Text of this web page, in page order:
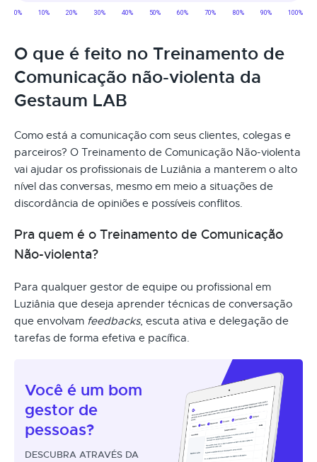
O que é feito no Treinamento de
Comunicação não-violenta da
Gestaum LAB
Como está a comunicação com seus clientes, colegas e
parceiros? O Treinamento de Comunicação Não-violenta
vai ajudar os profissionais de Luziânia a manterem o alto
nível das conversas, mesmo em meio a situações de
discordância de opiniões e possíveis conflitos.
Pra quem é o Treinamento de Comunicação
Não-violenta?
Para qualquer gestor de equipe ou profissional em
Luziânia que deseja aprender técnicas de conversação
que envolvam feedbacks, escuta ativa e delegação de
tarefas de forma efetiva e pacífica.
Você é um bom
gestor de
pessoas?
DESCUBRA ATRAVÉS DA